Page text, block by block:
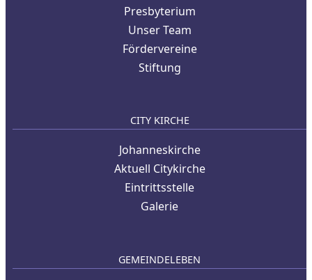
Presbyterium
Unser Team
Fördervereine
Stiftung
CITY KIRCHE
Johanneskirche
Aktuell Citykirche
Eintrittsstelle
Galerie
GEMEINDELEBEN